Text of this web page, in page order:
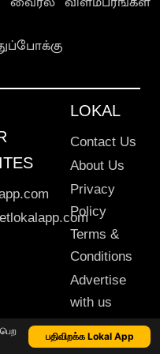
பதிவிறக்க Lokal App
LOKAL
Contact Us
About Us
Privacy
Policy
Terms &
Conditions
Advertise
with us
Sitemap
© 2020 Lokal App. All rights reserved.